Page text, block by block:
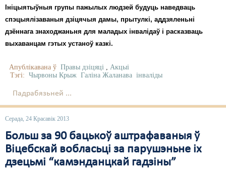
Ініцыятыўныя групы пажылых людзей будуць наведваць
спэцыялізаваныя дзіцячыя дамы, прытулкі, аддзяленьні
дзённага знаходжаньня для маладых інвалідаў і расказваць
выхаванцам гэтых устаноў казкі.
Апублікавана ў Правы дзіцяці
Акцыі
Тэгі: Чырвоны Крыж Галіна Жаланава інваліды
Падрабязьней ...
Серада, 24 Красавік 2013
Больш за 90 бацькоў аштрафаваныя ў
Віцебскай вобласьці за парушэньне іх
дзецьмі “камэнданцкай гадзіны”